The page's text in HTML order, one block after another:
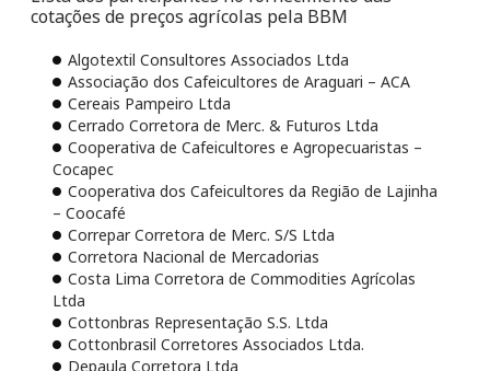
cotações de preços agrícolas pela BBM
Algotextil Consultores Associados Ltda
Associação dos Cafeicultores de Araguari – ACA
Cereais Pampeiro Ltda
Cerrado Corretora de Merc. & Futuros Ltda
Cooperativa de Cafeicultores e Agropecuaristas –
Cocapec
Cooperativa dos Cafeicultores da Região de Lajinha
– Coocafé
Correpar Corretora de Merc. S/S Ltda
Corretora Nacional de Mercadorias
Costa Lima Corretora de Commodities Agrícolas
Ltda
Cottonbras Representação S.S. Ltda
Cottonbrasil Corretores Associados Ltda.
Depaula Corretora Ltda